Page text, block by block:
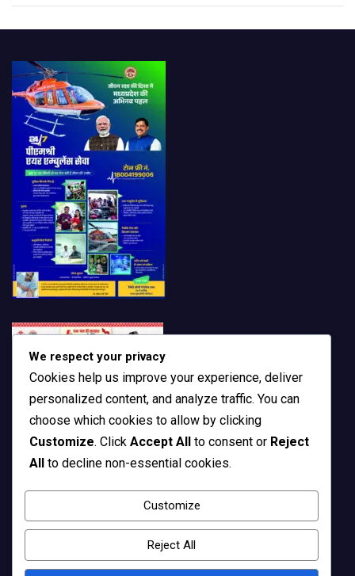
We respect your privacy
Cookies help us improve your experience, deliver
personalized content, and analyze traffic. You can
choose which cookies to allow by clicking
Customize. Click Accept All to consent or Reject
All to decline non-essential cookies.
Customize
Reject All